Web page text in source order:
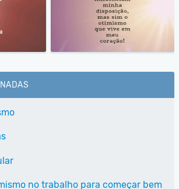
no trabalho para começar bem